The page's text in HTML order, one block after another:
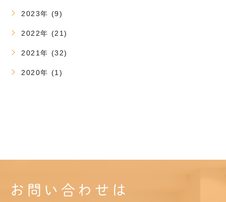
2023年 (9)
2022年 (21)
2021年 (32)
2020年 (1)
お問い合わせは